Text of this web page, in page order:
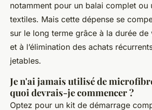
notamment pour un balai complet ou
textiles. Mais cette dépense se
sur le long terme grâce à la durée
et à l’élimination des achats
jetables.
Je n'ai jamais utilisé de
quoi devrais-je commencer ?
Optez pour un kit de démarrage